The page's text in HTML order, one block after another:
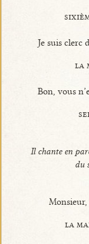
Je suis clerc
la
Bon, vous
Il chante en
du
Monsieur,
la